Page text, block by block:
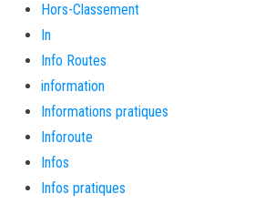
Hors-Classement
In
Info Routes
information
Informations pratiques
Inforoute
Infos
Infos pratiques